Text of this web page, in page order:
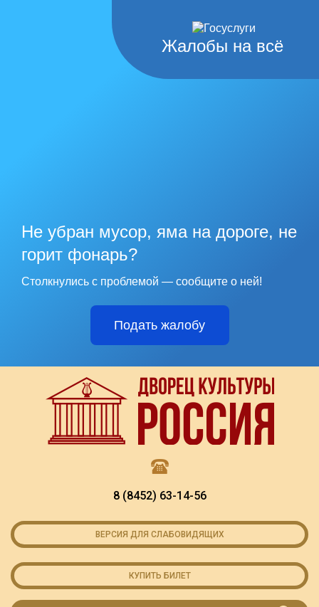
Жалобы на всё
Не убран мусор, яма на дороге, не
горит фонарь?
Столкнулись с проблемой — сообщите о ней!
Подать жалобу
8 (8452) 63-14-56
ВЕРСИЯ ДЛЯ СЛАБОВИДЯЩИХ
КУПИТЬ БИЛЕТ